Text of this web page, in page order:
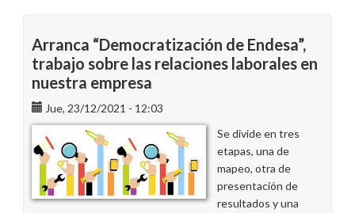
Arranca “Democratización de Endesa”,
trabajo sobre las relaciones laborales en
nuestra empresa
Jue, 23/12/2021 - 12:03
Se divide en tres
etapas, una de
mapeo, otra de
presentación de
resultados y una